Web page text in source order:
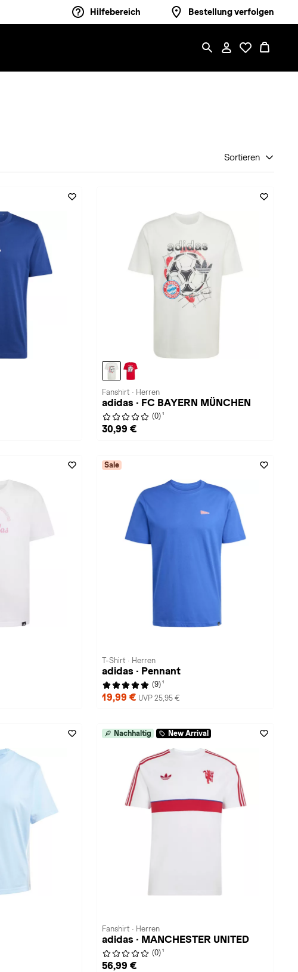
Hilfebereich Bestellung verfolgen
Sortieren
Fanshirt · Herren
adidas · FC BAYERN MÜNCHEN
(0) 1
30,99 €
Sale
T-Shirt · Herren
adidas · Pennant
(9) 1
19,99 € UVP 25,95 €
Nachhaltig New Arrival
Fanshirt · Herren
adidas · MANCHESTER UNITED
(0) 1
56,99 €